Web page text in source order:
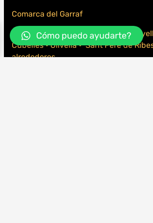
Comarca del Garraf
. Vilanova i La Geltrú • Sitges •
Cubelles • Olivella • Sant Pere de
alrededores.
Cómo puedo ayudarte?